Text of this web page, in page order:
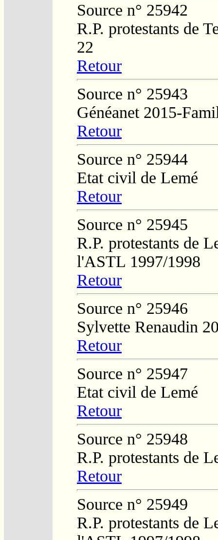
Source n° 25942
R.P. protestants de
22
Retour
Source n° 25943
Généanet 2015-
Retour
Source n° 25944
Etat civil de Lemé
Retour
Source n° 25945
R.P. protestants de
l'ASTL 1997/1998
Retour
Source n° 25946
Sylvette Renaudin
Retour
Source n° 25947
Etat civil de Lemé
Retour
Source n° 25948
R.P. protestants de
Retour
Source n° 25949
R.P. protestants de